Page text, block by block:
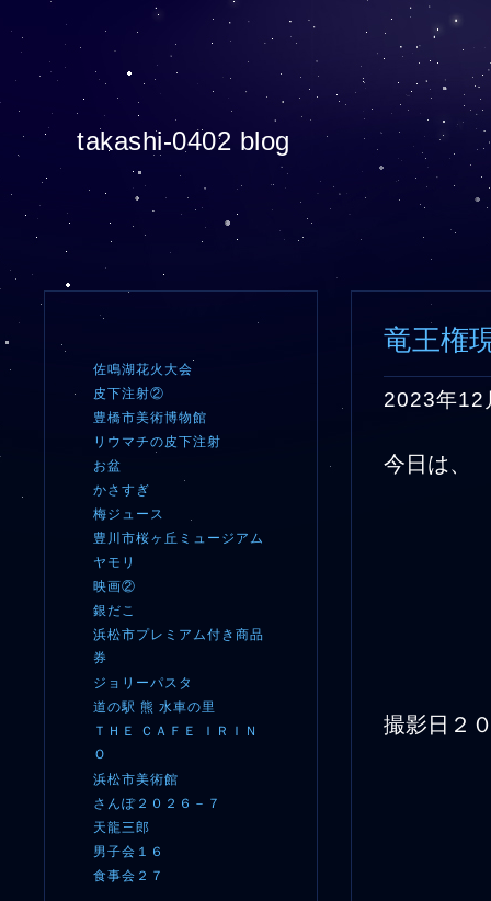
takashi-0402 blog
佐鳴湖花火大会
皮下注射②
豊橋市美術博物館
リウマチの皮下注射
お盆
かさすぎ
梅ジュース
豊川市桜ヶ丘ミュージアム
ヤモリ
映画②
銀だこ
浜松市プレミアム付き商品
券
ジョリーパスタ
道の駅 熊 水車の里
ＴＨＥ ＣＡＦＥ ＩＲＩＮ
Ｏ
浜松市美術館
さんぽ２０２６－７
天龍三郎
男子会１６
食事会２７
竜王権
2023年12
今日は
撮影日２